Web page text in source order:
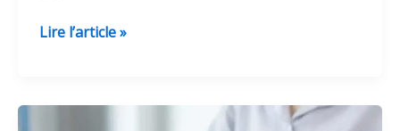
Plan
(P.L.U.)
Lire l’article »